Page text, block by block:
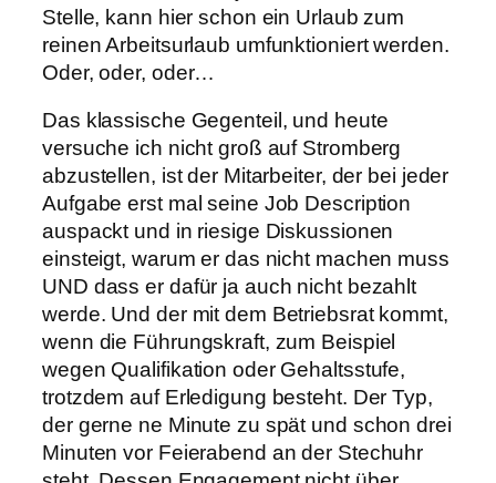
Stelle, kann hier schon ein Urlaub zum
reinen Arbeitsurlaub umfunktioniert werden.
Oder, oder, oder…
Das klassische Gegenteil, und heute
versuche ich nicht groß auf Stromberg
abzustellen, ist der Mitarbeiter, der bei jeder
Aufgabe erst mal seine Job Description
auspackt und in riesige Diskussionen
einsteigt, warum er das nicht machen muss
UND dass er dafür ja auch nicht bezahlt
werde. Und der mit dem Betriebsrat kommt,
wenn die Führungskraft, zum Beispiel
wegen Qualifikation oder Gehaltsstufe,
trotzdem auf Erledigung besteht. Der Typ,
der gerne ne Minute zu spät und schon drei
Minuten vor Feierabend an der Stechuhr